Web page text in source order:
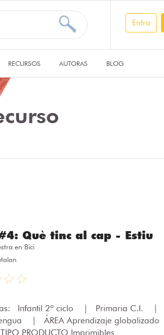
Entra
RECURSOS AUTORAS BLOG
Què tinc al cap - Estiu
en Bici
Infantil 2º ciclo Primaria C.I.
ÁREA Aprendizaje globalizado
TIPO PRODUCTO Imprimibles